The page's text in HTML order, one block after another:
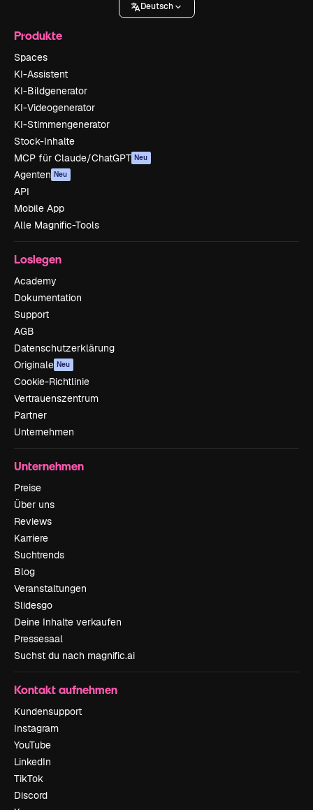
Deutsch
Produkte
Spaces
KI-Assistent
KI-Bildgenerator
KI-Videogenerator
KI-Stimmengenerator
Stock-Inhalte
MCP für Claude/ChatGPT Neu
Agenten Neu
API
Mobile App
Alle Magnific-Tools
Loslegen
Academy
Dokumentation
Support
AGB
Datenschutzerklärung
Originale Neu
Cookie-Richtlinie
Vertrauenszentrum
Partner
Unternehmen
Unternehmen
Preise
Über uns
Reviews
Karriere
Suchtrends
Blog
Veranstaltungen
Slidesgo
Deine Inhalte verkaufen
Pressesaal
Suchst du nach magnific.ai
Kontakt aufnehmen
Kundensupport
Instagram
YouTube
LinkedIn
TikTok
Discord